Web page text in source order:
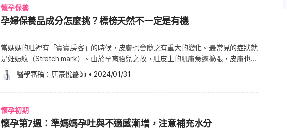
媽媽吃素，可以從紫菜、海帶、糙米、菠菜，以及深綠色蔬菜多補充。 （圖片授
權：達志影像）
在分娩時加強子宮收縮；促進分娩順利，以及緩解疼痛的作用。還能緩解產後憂鬱症
並促進乳汁分泌。 玫瑰精油（Rose essential oil）：使用玫瑰精油除能夠調理經前
症候群外，也有效減輕產婦分娩待產時的焦慮。 孕婦應避開的8款精油種類 以下8款
媽媽們避免使用： 洋茴香精油（Aniseed essential oil） 樺樹精油（Birch essential
oil） 樟樹精油（Camphor essential oil） 牛膝草精油（Hyssop essential oil） 艾
草精油（Mugwort essential oil） 鼠尾草精油（Sage essential oil） 龍艾精油
（Tarragon essential oil） 苦艾精油（Wormwood essential oil） 孕婦按摩要注
意！精油使用方法建議 精油不僅能透過擴香的方式，讓鼻子吸嗅揮發於空氣中的精
滲透性精油，藉由手部及滾珠精油的按摩也是常見的手法，透過滲入皮下組織，加速
精油分子的吸收，使孕婦身心放鬆、保養肌膚、雕塑身體曲線，並能活絡血液、促進
phthalate，簡稱DEP）塑化劑 洗面乳或是沐浴乳等個人護理產品為了維持香味，最
常以定香劑、就是所謂的DEP塑化劑來保持香味；由於當孕媽咪使用這類產品的頻
命A的妊娠除紋產品 孕期使用的除紋產品也必須注意，特別是應該避開含果酸、A
酸、維生素A的成分；由於此類成分很可能提高產下畸型兒的風險，建議使用前應務
必請教相關的專業醫師人員。（推薦閱讀：懷孕第4週：孕斑初現，美白防曬禁用A
膚後被人體吸收，而可能造成孕婦健康與寶寶發育時的風險，那麼選擇天然的保養
品，是否就意味著萬無一失？其實「天然」在台灣仍是相對抽象的概念，由於目前並
無相關主管機關可提供所謂「天然」製品的認證，因此相較之下，目前市售的「有
機」商品，多數已有不少機構協助規範，並須通過對應單位進行嚴格的認證機制來把
是於懷孕時妨礙胎兒健康發展。 甲狀腺亢進是懷孕期間很常併發的疾病之一，這是
由於人類絨毛膜性腺刺激素（hCG）功能類似甲狀腺促進素（Thyrotropin, TSH，
（Hyperthyroxinemia）。 不過這種暫時性的甲狀腺亢進屬於正常的生理變化，進
入懷孕中期就會慢慢消失。因此多數準媽媽通常只需定期接受檢查即可，而不需使用
步加重，包含體重減輕、劇烈孕吐、怕熱、心悸等，當孕婦的甲狀腺素濃度上升時、
了會有情緒不穩、易怒、易疲倦、體重下降等症狀之外，最明顯的特徵就是眼球突出
以及頸部腫脹。 甲狀腺毒症（Gestational hyperthyroidism）：血中甲狀腺素濃度
懷孕保養
孕婦保養品成分怎麼挑？標榜天然不一定是有機
當媽媽的肚裡有「寶寶房客」的時候，皮膚也會隨之有重大的變化。最常見的症狀就
是妊娠紋（Stretch mark）。由於孕育胎兒之故，肚皮上的肌膚急遽擴張，皮膚也因
此過度伸展，讓其中的膠原蛋白纖維組織斷裂，所以孕婦的肚子上會出現紅色的條
紋。 妊娠紋也可以看作是人母孕育生命最偉大的印記，而如何預防這個「肌膚上的
紀錄」，其實慎選保養肚皮肌膚的乳液或是潤膚乳就顯得更加重要了。市面上的孕婦
媽媽與「神隊友」不可忽略的議題。 孕期肌膚保養品成分挑選撇步 大家都知道對於
孕婦來說，「一人吃，兩人補」。其實不只食物，用於準媽媽皮膚的藥品或是保養
醫學審稿： 唐豪悅醫師 • 2024/01/31
懷孕初期
懷孕第7週：準媽媽孕吐與不適感漸增，注意補充水分